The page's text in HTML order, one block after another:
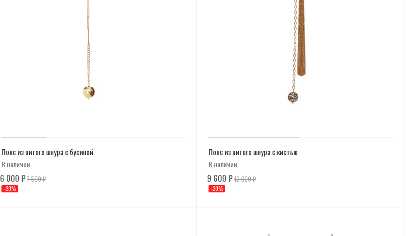
Пояс из витого шнура с бусиной
В наличии
6 000 ₽7 500₽
-20%
Пояс из витого шнура с кистью
В наличии
9 600 ₽12 000₽
-20%